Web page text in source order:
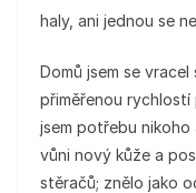
haly, ani jednou se
Domů jsem se vracel
přiměřenou
jsem potřebu
vůni nový kůže a
stěračů; znělo jako